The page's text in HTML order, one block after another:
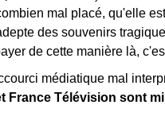
mal placé, qu'elle
des souvenirs
de cette manière là,
médiatique mal
France Télévision sont